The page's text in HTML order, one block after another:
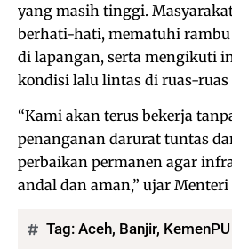
yang masih tinggi.
berhati-hati, mematuhi rambu
di lapangan, serta mengikuti
kondisi lalu lintas di ruas-ruas
“Kami akan terus bekerja
penanganan darurat tuntas
perbaikan permanen agar
andal dan aman,” ujar Menteri
Tag: Aceh, Banjir, KemenPU